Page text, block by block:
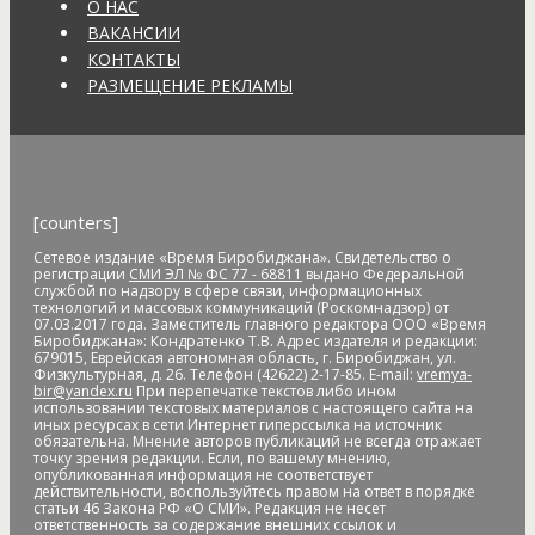
антитеррористические учения
апелляцияаппарат видеофиксации
АрашуковАрбатАрена аренда земли
Артём АкименкоАртём КуликовАрхангельскархив
Банк Россиибанки
банковские_картыбанковский роумингбанкротство
барельеф баскетболБастакБастрыкинбатутБедность
бездомныебездомные животныебезналичные платежи
Безопасное колесо-2019безопасностьБезопасные и
качественные дорогибезработица белкабензинБеринг
Берл Лазарбесплатные лекарстваБессмертные дела
Бессмертный полкбесхозяйственностьбешенство
библиотекабизнесбизнес без поддержкибизнес-
омбудсменбиометрияБира БираканБирария
БиробидажанБиробиджанБиробиджан-2
Биробиджанская воспитательная колония
О НАС
ВАКАНСИИ
КОНТАКТЫ
РАЗМЕЩЕНИЕ РЕКЛАМЫ
[counters]
Сетевое издание «Время Биробиджана». Свидетельство о
регистрации СМИ ЭЛ № ФС 77 - 68811 выдано Федеральной
службой по надзору в сфере связи, информационных
технологий и массовых коммуникаций (Роскомнадзор) от
07.03.2017 года. Заместитель главного редактора ООО «Время
Биробиджана»: Кондратенко Т.В. Адрес издателя и редакции:
679015, Еврейская автономная область, г. Биробиджан, ул.
Физкультурная, д. 26. Телефон (42622) 2-17-85. E-mail: vremya-
bir@yandex.ru При перепечатке текстов либо ином
использовании текстовых материалов с настоящего сайта на
иных ресурсах в сети Интернет гиперссылка на источник
обязательна. Мнение авторов публикаций не всегда отражает
точку зрения редакции. Если, по вашему мнению,
опубликованная информация не соответствует
действительности, воспользуйтесь правом на ответ в порядке
статьи 46 Закона РФ «О СМИ». Редакция не несет
ответственность за содержание внешних ссылок и